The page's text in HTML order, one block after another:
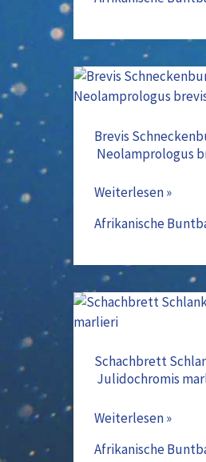
Brevis
Neolamprologus
Brevis
–
Neolamprologus
Weiterlesen »
Afrikanische
Schachbrett
Julidochromis
Schachbrett
–
Julidochromis
Weiterlesen »
Afrikanische